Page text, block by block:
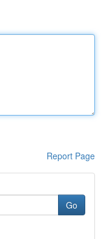
Report Page
Go